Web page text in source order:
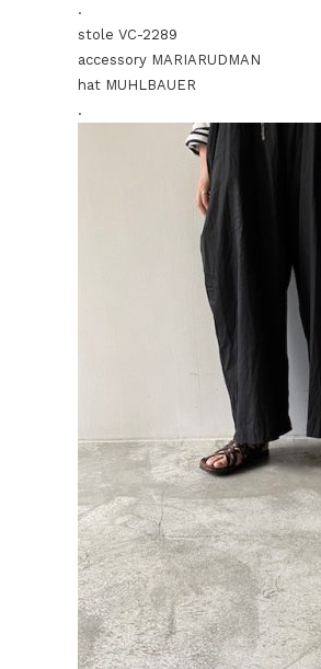
.
stole VC-2289
accessory MARIARUDMAN
hat MUHLBAUER
.